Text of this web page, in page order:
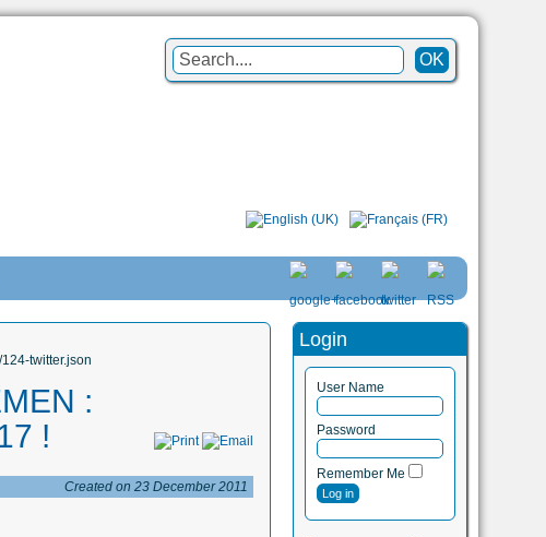
Login
User Name
Password
Remember Me
twitter.json
:
!
Created on 23 December 2011